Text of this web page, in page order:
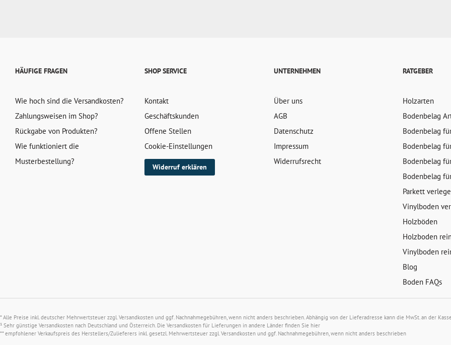
HÄUFIGE FRAGEN
Wie hoch sind die Versandkosten?
Zahlungsweisen im Shop?
Rückgabe von Produkten?
Wie funktioniert die
Musterbestellung?
SHOP SERVICE
Kontakt
Geschäftskunden
Offene Stellen
Cookie-Einstellungen
Widerruf erklären
UNTERNEHMEN
Über uns
AGB
Datenschutz
Impressum
Widerrufsrecht
RATGEBER
Holzarten
Bodenbelag
Bodenbelag
Bodenbelag
Bodenbelag
Bodenbelag
Parkett
Vinylboden
Holzböden
Holzboden
Vinylboden
Blog
Boden FAQs
* Alle Preise inkl. deutscher Mehrwertsteuer zzgl.Versandkosten und ggf. Nachnahmegebühren, wenn nicht anders beschrieben. Abhängig von der Lieferadresse kann die MwSt. an der
¹ Sehr günstige Versandkosten nach Deutschland und Österreich. Die Versandkosten für Lieferungen in andere Länder finden Sie hier
** empfohlener Verkaufspreis des Herstellers/Zulieferers inkl. gesetzl. Mehrwertsteuer zzgl.Versandkosten und ggf. Nachnahmegebühren, wenn nicht anders beschrieben